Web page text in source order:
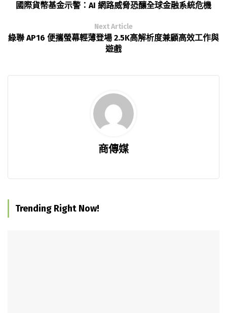
國際貨幣基金示警：AI 網路威脅恐釀全球金融系統危機
Next Article
綠聯 AP16 便攜螢幕輕薄登場 2.5K高解析度兼顧高效工作與
遊戲
商傳媒
Trending Right Now!